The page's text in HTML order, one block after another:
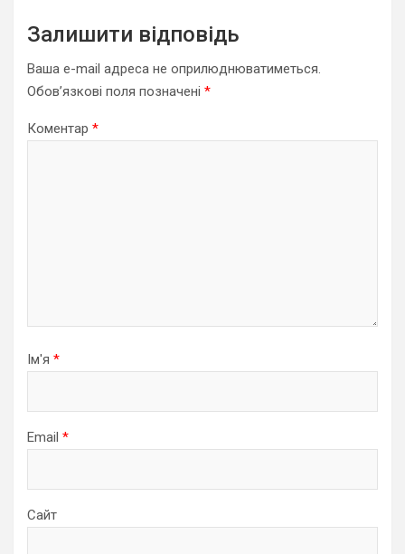
Залишити відповідь
Ваша e-mail адреса не оприлюднюватиметься.
Обов’язкові поля позначені *
Коментар *
Ім'я *
Email *
Сайт